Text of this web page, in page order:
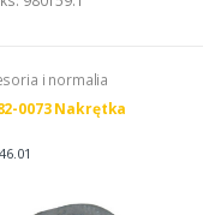
i normalia
0073 Nakrętka